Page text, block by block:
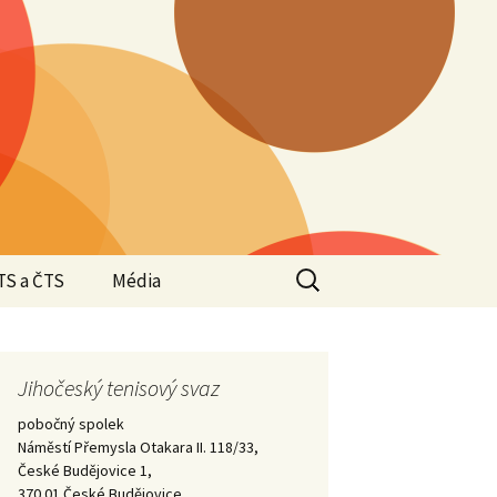
Halové oblastní
přebory 2024/2025 –
vítězové
Valná hromada JTS
2024
Krajští přeborníci –
2023
Valná hromada JTS
a ČTS Média Vyhledávání
Jihočeský tenisový svaz
pobočný spolek
Náměstí Přemysla Otakara II. 118/33,
České Budějovice 1,